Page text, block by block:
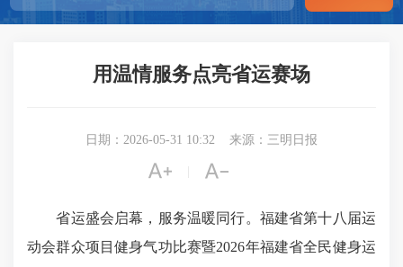
用温情服务点亮省运赛场
日期：2026-05-31 10:32 来源：三明日报
 
省运盛会启幕，服务温暖同行。福建省第十八届运
动会群众项目健身气功比赛暨2026年福建省全民健身运